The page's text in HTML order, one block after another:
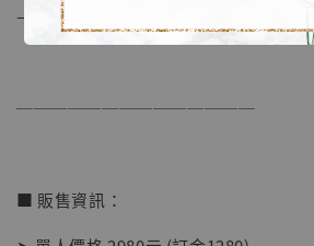
NT$ 1,500
NT$ 1,870
– 胸口編號牌為磁吸設計
──────────────
■ 販售資訊：